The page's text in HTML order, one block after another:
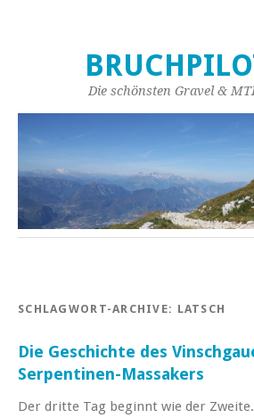
Die schönsten Gravel &
SCHLAGWORT-ARCHIVE: LATSCH
Die Geschichte des
Serpentinen-Massakers
Der dritte Tag beginnt wie der